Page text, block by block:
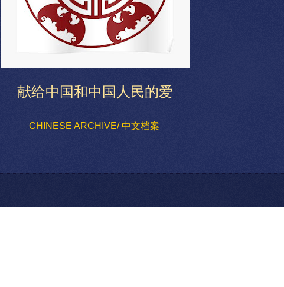
献给中国和中国人民的爱
CHINESE ARCHIVE/ 中文档案